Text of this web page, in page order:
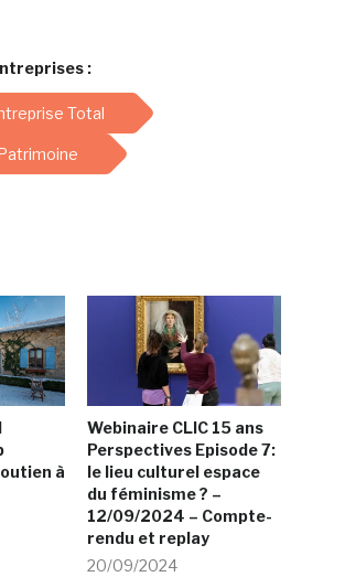
:
Total
à
Webinaire CLIC 15 ans
Perspectives Episode 7:
le lieu culturel espace
du féminisme ? –
12/09/2024 – Compte-
rendu et replay
20/09/2024